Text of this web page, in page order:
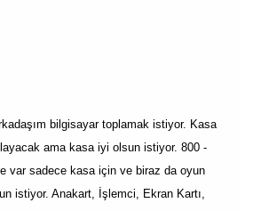
bilgisayar toplamak istiyor. Kasa
ama kasa iyi olsun istiyor. 800 -
var sadece kasa için ve biraz da oyun
istiyor. Anakart, İşlemci, Ekran Kartı,